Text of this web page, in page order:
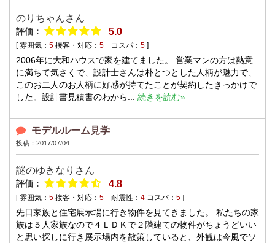
のりちゃんさん
評価： 5.0
[ 雰囲気： 5 接客・対応： 5 コスパ： 5 ]
2006年に大和ハウスで家を建てました。 営業マンの方は熱意
に満ちて気さくで、設計士さんは朴とつとした人柄が魅力で、
このお二人のお人柄に好感が持てたことが契約したきっかけで
した。設計書見積書のわから... 続きを読む»
モデルルーム見学
投稿：2017/07/04
謎のゆきなりさん
評価： 4.8
[ 雰囲気： 5 接客・対応： 5 耐震性： 4 コスパ： 5 ]
先日家族と住宅展示場に行き物件を見てきました。 私たちの家
族は５人家族なので４ＬＤＫで２階建ての物件がちょうどいい
と思い探しに行き展示場内を散策していると、外観は今風でソ